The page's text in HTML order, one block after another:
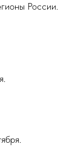
России.